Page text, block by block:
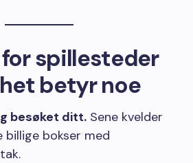
spillesteder
betyr noe
besøket ditt. Sene kvelder
billige bokser med